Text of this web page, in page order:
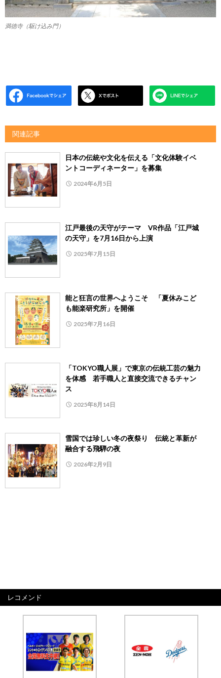
満徳寺（駆け込み門）
関連記事
日本の伝統や文化を伝える「文化体験イベ
ントコーディネーター」を募集
2024年6月5日
江戸最後の天守がテーマ VR作品「江戸城
の天守」を7月16日から上演
2025年7月15日
能と狂言の世界へようこそ 「夏休みこど
も能楽研究所」を開催
2025年7月16日
「TOKYO職人展」で東京の伝統工芸の魅力
を体感 若手職人と直接交流できるチャン
ス
2025年8月14日
雪国では珍しい冬の夜祭り 伝統と革新が
融合する飛騨の夜
2026年2月9日
レコメンド